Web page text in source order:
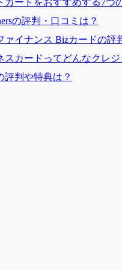
の評判・口コミは？
ァイナンス Bizカードの評
スカードってどんなクレ
評判や特典は？